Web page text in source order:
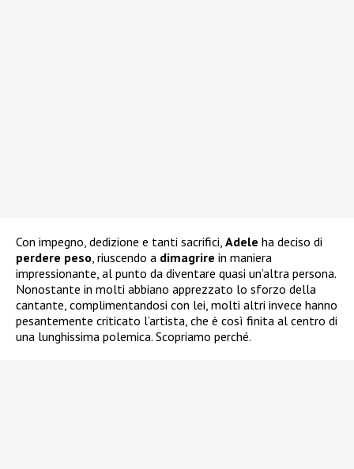
Con impegno, dedizione e tanti sacrifici, Adele ha deciso di
perdere peso, riuscendo a dimagrire in maniera
impressionante, al punto da diventare quasi un’altra persona.
Nonostante in molti abbiano apprezzato lo sforzo della
cantante, complimentandosi con lei, molti altri invece hanno
pesantemente criticato l’artista, che è così finita al centro di
una lunghissima polemica. Scopriamo perché.